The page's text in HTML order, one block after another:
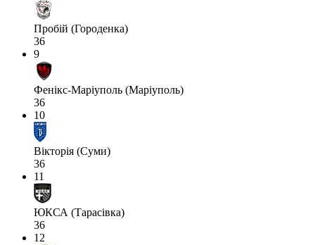
Пробій (Городенка)
36
9
Фенікс-Маріуполь (Маріуполь)
36
10
Вікторія (Суми)
36
11
ЮКСА (Тарасівка)
36
12